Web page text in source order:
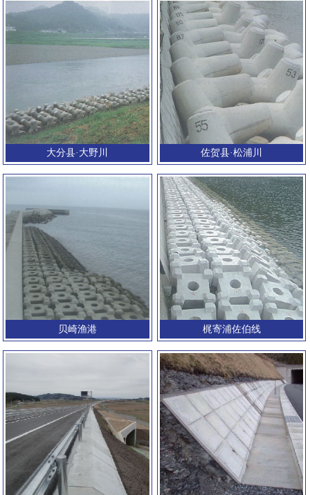
大分县·大野川 佐贺县·松浦川
贝崎渔港 梶寄浦佐伯线